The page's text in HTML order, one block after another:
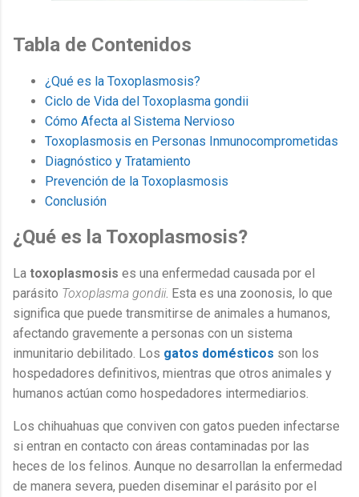
Tabla de Contenidos
¿Qué es la Toxoplasmosis?
Ciclo de Vida del Toxoplasma gondii
Cómo Afecta al Sistema Nervioso
Toxoplasmosis en Personas Inmunocomprometidas
Diagnóstico y Tratamiento
Prevención de la Toxoplasmosis
Conclusión
¿Qué es la Toxoplasmosis?
La toxoplasmosis es una enfermedad causada por el
parásito Toxoplasma gondii. Esta es una zoonosis, lo que
significa que puede transmitirse de animales a humanos,
afectando gravemente a personas con un sistema
inmunitario debilitado. Los gatos domésticos son los
hospedadores definitivos, mientras que otros animales y
humanos actúan como hospedadores intermediarios.
Los chihuahuas que conviven con gatos pueden infectarse
si entran en contacto con áreas contaminadas por las
heces de los felinos. Aunque no desarrollan la enfermedad
de manera severa, pueden diseminar el parásito por el